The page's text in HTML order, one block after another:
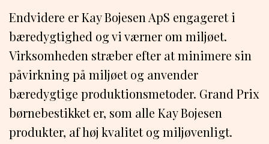
Endvidere er Kay Bojesen ApS engageret i
bæredygtighed og vi værner om miljøet.
Virksomheden stræber efter at minimere sin
påvirkning på miljøet og anvender
bæredygtige produktionsmetoder. Grand Prix
børnebestikket er, som alle Kay Bojesen
produkter, af høj kvalitet og miljøvenligt.